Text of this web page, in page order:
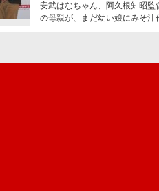
安武はなちゃん、阿久根知昭
の母親が、まだ幼い娘にみそ汁